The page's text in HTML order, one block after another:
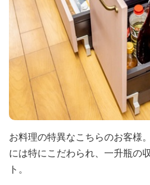
お料理の特異なこちらのお客様
には特にこだわられ、一升瓶の
ト。